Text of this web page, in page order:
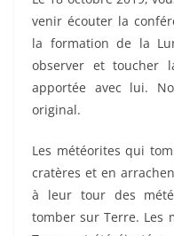
venir écouter la
la formation de la
observer et toucher
apportée avec lui.
original.
Les météorites qui
cratères et en
à leur tour des
tomber sur Terre. Les